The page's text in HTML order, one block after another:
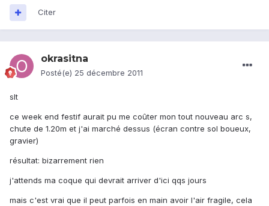
Citer
okrasitna
Posté(e) 25 décembre 2011
slt
ce week end festif aurait pu me coûter mon tout nouveau arc s,
chute de 1.20m et j'ai marché dessus (écran contre sol boueux,
gravier)
résultat: bizarrement rien
j'attends ma coque qui devrait arriver d'ici qqs jours
mais c'est vrai que il peut parfois en main avoir l'air fragile, cela